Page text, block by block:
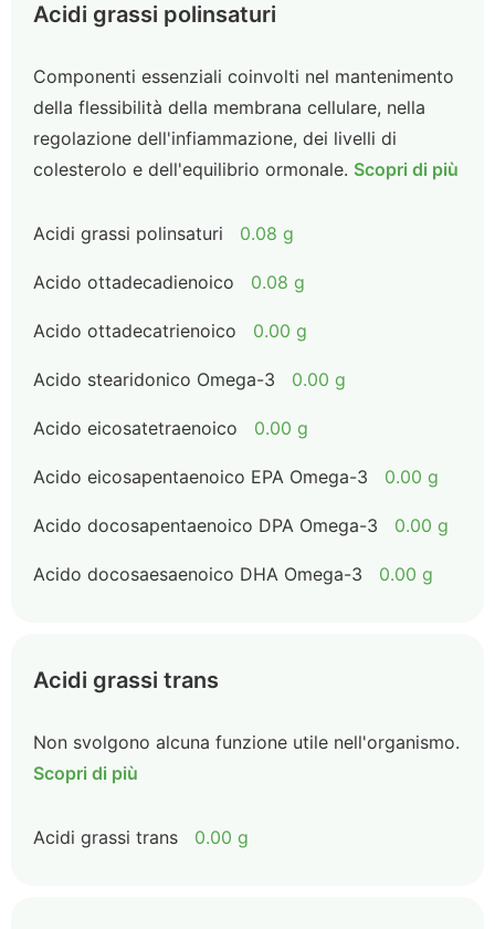
Acidi grassi polinsaturi
Componenti essenziali coinvolti nel mantenimento
della flessibilità della membrana cellulare, nella
regolazione dell'infiammazione, dei livelli di
colesterolo e dell'equilibrio ormonale. Scopri di più
Acidi grassi polinsaturi 0.08 g
Acido ottadecadienoico 0.08 g
Acido ottadecatrienoico 0.00 g
Acido stearidonico Omega-3 0.00 g
Acido eicosatetraenoico 0.00 g
Acido eicosapentaenoico EPA Omega-3 0.00 g
Acido docosapentaenoico DPA Omega-3 0.00 g
Acido docosaesaenoico DHA Omega-3 0.00 g
Acidi grassi trans
Non svolgono alcuna funzione utile nell'organismo.
Scopri di più
Acidi grassi trans 0.00 g